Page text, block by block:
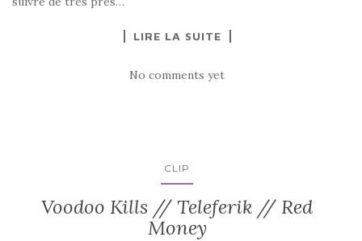
LIRE LA SUITE
No comments yet
CLIP
Voodoo Kills // Teleferik // Red
Money